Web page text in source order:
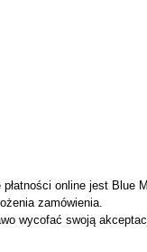
online jest Blue
zamówienia.
wycofać swoją